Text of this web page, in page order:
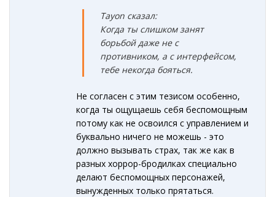
Tayon сказал:
Когда ты слишком занят
борьбой даже не с
противником, а с интерфейсом,
тебе некогда бояться.
Не согласен с этим тезисом особенно,
когда ты ощущаешь себя беспомощным
потому как не освоился с управлением и
буквально ничего не можешь - это
должно вызывать страх, так же как в
разных хоррор-бродилках специально
делают беспомощных персонажей,
вынужденных только прятаться.